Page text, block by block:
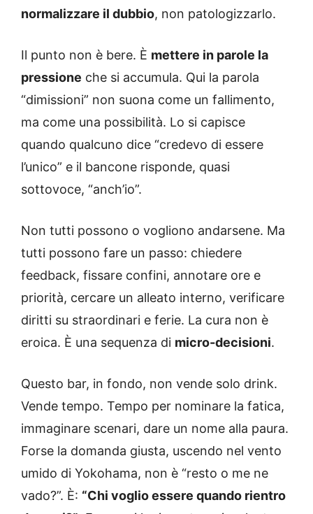
normalizzare il dubbio, non patologizzarlo.
Il punto non è bere. È mettere in parole la
pressione che si accumula. Qui la parola
“dimissioni” non suona come un fallimento,
ma come una possibilità. Lo si capisce
quando qualcuno dice “credevo di essere
l’unico” e il bancone risponde, quasi
sottovoce, “anch’io”.
Non tutti possono o vogliono andarsene. Ma
tutti possono fare un passo: chiedere
feedback, fissare confini, annotare ore e
priorità, cercare un alleato interno, verificare
diritti su straordinari e ferie. La cura non è
eroica. È una sequenza di micro-decisioni.
Questo bar, in fondo, non vende solo drink.
Vende tempo. Tempo per nominare la fatica,
immaginare scenari, dare un nome alla paura.
Forse la domanda giusta, uscendo nel vento
umido di Yokohama, non è “resto o me ne
vado?”. È: “Chi voglio essere quando rientro